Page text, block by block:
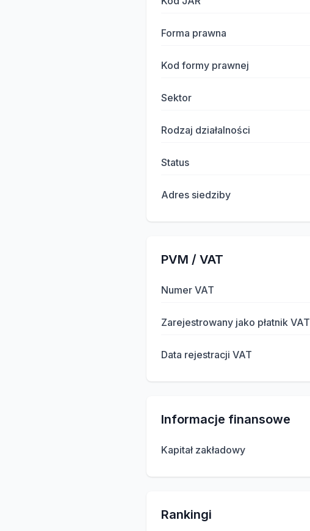
Forma prawna
Kod formy prawnej
Sektor
Rodzaj działalności
Status
Adres siedziby
PVM / VAT
Numer VAT
Zarejestrowany jako płatnik VAT
Data rejestracji VAT
Informacje finansowe
Kapitał zakładowy
Rankingi